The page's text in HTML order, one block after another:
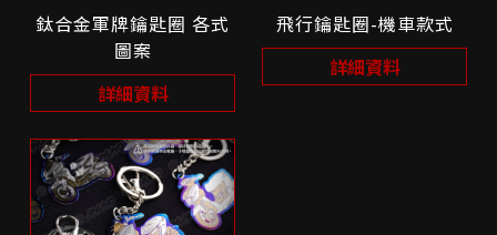
鈦合金軍牌鑰匙圈 各式
圖案
詳細資料
飛行鑰匙圈-機車款式
詳細資料